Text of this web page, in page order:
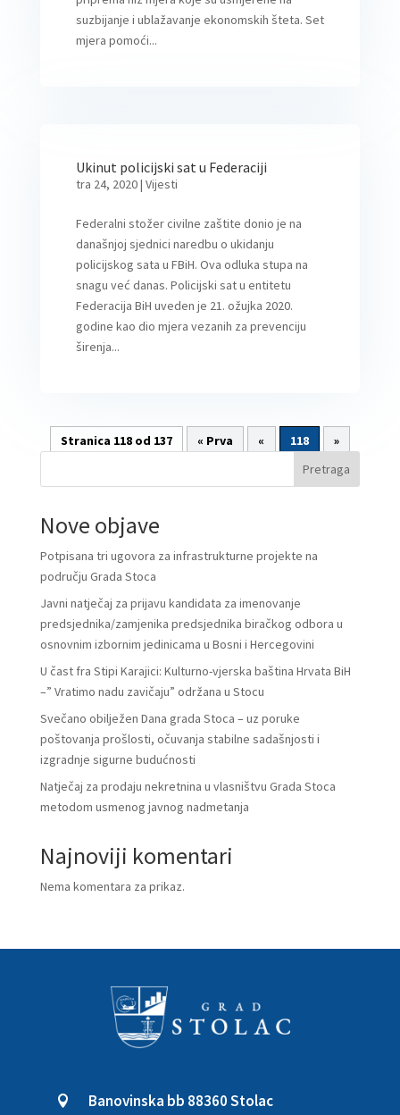
suzbijanje i ublažavanje ekonomskih šteta. Set
mjera pomoći...
Ukinut policijski sat u Federaciji
tra 24, 2020| Vijesti
Federalni stožer civilne zaštite donio je na
današnjoj sjednici naredbu o ukidanju
policijskog sata u FBiH. Ova odluka stupa na
snagu već danas. Policijski sat u entitetu
Federacija BiH uveden je 21. ožujka 2020.
godine kao dio mjera vezanih za prevenciju
širenja...
Stranica 118 od 137 « Prva « 118
»
Pretraga
Nove objave
Potpisana tri ugovora za infrastrukturne projekte na
području Grada Stoca
Javni natječaj za prijavu kandidata za imenovanje
predsjednika/zamjenika predsjednika biračkog odbora u
osnovnim izbornim jedinicama u Bosni i Hercegovini
U čast fra Stipi Karajici: Kulturno-vjerska baština Hrvata BiH
–” Vratimo nadu zavičaju” održana u Stocu
Svečano obilježen Dana grada Stoca – uz poruke
poštovanja prošlosti, očuvanja stabilne sadašnjosti i
izgradnje sigurne budućnosti
Natječaj za prodaju nekretnina u vlasništvu Grada Stoca
metodom usmenog javnog nadmetanja
Najnoviji komentari
Nema komentara za prikaz.
 Banovinska bb 88360 Stolac